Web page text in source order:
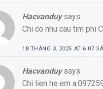
Hacvanduy says:
Chi co nhu cau tim phi
18 THÁNG 3, 2025 AT 6:07
Hacvanduy says:
Chi lien he em